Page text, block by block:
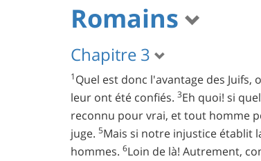
Romains
Chapitre 3
1Quel est donc l'avantage des
leur ont été confiés. 3Eh quoi! si
reconnu pour vrai, et tout homme
juge. 5Mais si notre injustice établit
hommes. 6Loin de là! Autrement,